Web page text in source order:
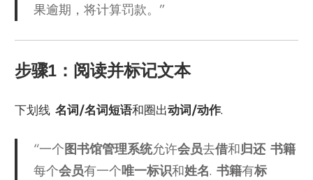
果逾期，将计算罚款。”
步骤1：阅读并标记文本
下划线名词/名词短语和圈出动词/动作.
“一个图书馆管理系统允许会员去借和归还 书籍
每个会员有一个唯一标识和姓名. 书籍有标